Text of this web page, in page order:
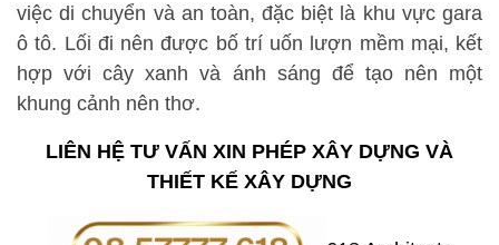
việc di chuyển và an toàn, đặc biệt là khu vực gara
ô tô. Lối đi nên được bố trí uốn lượn mềm mại, kết
hợp với cây xanh và ánh sáng để tạo nên một
khung cảnh nên thơ.
LIÊN HỆ TƯ VẤN XIN PHÉP XÂY DỰNG VÀ
THIẾT KẾ XÂY DỰNG